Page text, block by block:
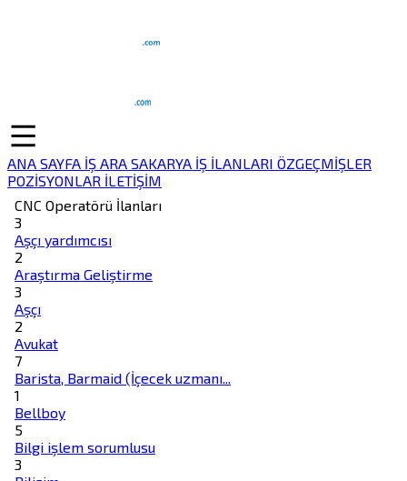
ANA SAYFA İŞ ARA SAKARYA İŞ İLANLARI ÖZGEÇMİŞLER
POZİSYONLAR İLETİŞİM
CNC Operatörü İlanları
3
Aşçı yardımcısı
2
Araştırma Geliştirme
3
Aşçı
2
Avukat
7
Barista, Barmaid (İçecek uzmanı...
1
Bellboy
5
Bilgi işlem sorumlusu
3